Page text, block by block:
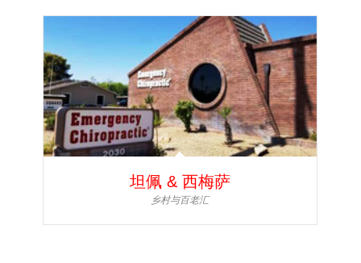
坦佩 & 西梅萨
乡村与百老汇